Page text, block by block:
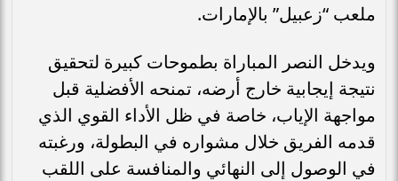
ملعب “زعبيل” بالإمارات.
ويدخل النصر المباراة بطموحات كبيرة لتحقيق
نتيجة إيجابية خارج أرضه، تمنحه الأفضلية قبل
مواجهة الإياب، خاصة في ظل الأداء القوي الذي
قدمه الفريق خلال مشواره في البطولة، ورغبته
في الوصول إلى النهائي والمنافسة على اللقب